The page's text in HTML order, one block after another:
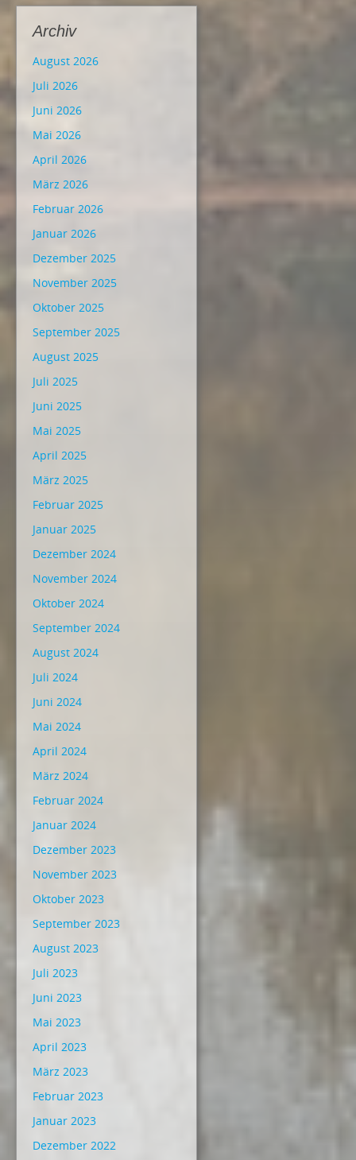
Archiv
August 2026
Juli 2026
Juni 2026
Mai 2026
April 2026
März 2026
Februar 2026
Januar 2026
Dezember 2025
November 2025
Oktober 2025
September 2025
August 2025
Juli 2025
Juni 2025
Mai 2025
April 2025
März 2025
Februar 2025
Januar 2025
Dezember 2024
November 2024
Oktober 2024
September 2024
August 2024
Juli 2024
Juni 2024
Mai 2024
April 2024
März 2024
Februar 2024
Januar 2024
Dezember 2023
November 2023
Oktober 2023
September 2023
August 2023
Juli 2023
Juni 2023
Mai 2023
April 2023
März 2023
Februar 2023
Januar 2023
Dezember 2022